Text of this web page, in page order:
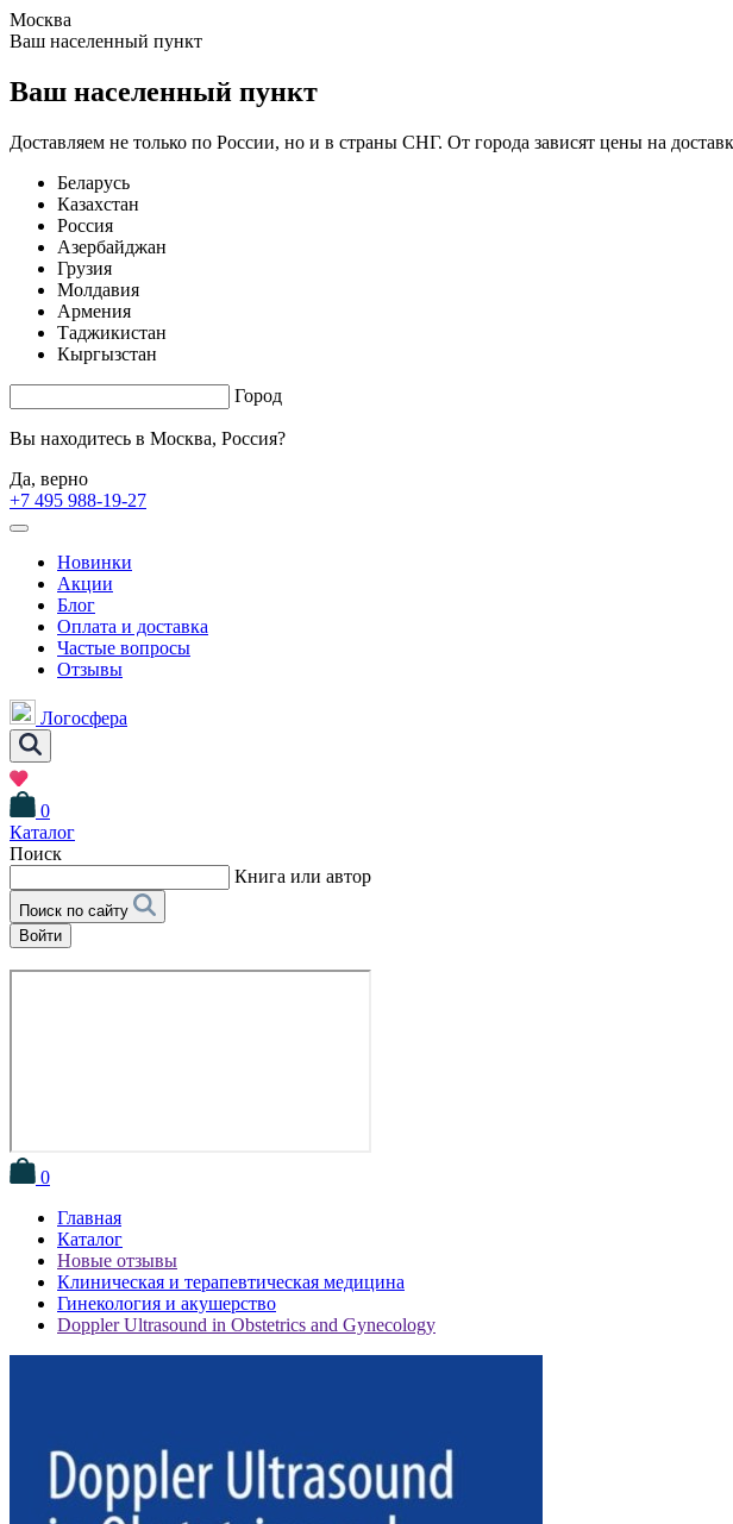
Москва
Ваш населенный пункт
Ваш населенный пункт
Доставляем не только по России, но и в страны СНГ. От города зависят цены на
Беларусь
Казахстан
Россия
Азербайджан
Грузия
Молдавия
Армения
Таджикистан
Кыргызстан
Город
Вы находитесь в Москва, Россия?
Да, верно
+7 495 988-19-27
Новинки
Акции
Блог
Оплата и доставка
Частые вопросы
Отзывы
Логосфера
0
Каталог
Поиск
Книга или автор
Поиск по сайту
Войти
0
Главная
Каталог
Новые отзывы
Клиническая и терапевтическая медицина
Гинекология и акушерство
Doppler Ultrasound in Obstetrics and Gynecology